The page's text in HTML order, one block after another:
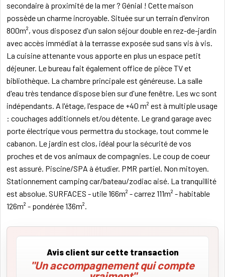
secondaire à proximité de la mer ? Génial ! Cette maison
possède un charme incroyable. Située sur un terrain d'environ
800m², vous disposez d'un salon séjour double en rez-de-jardin
avec accès immédiat à la terrasse exposée sud sans vis à vis.
La cuisine attenante vous apporte en plus un espace petit
déjeuner. Le bureau fait également office de pièce TV et
bibliothèque. La chambre principale est généreuse. La salle
d'eau très tendance dispose bien sur d'une fenêtre. Les wc sont
indépendants. A l'étage, l'espace de +40 m² est à multiple usage
: couchages additionnels et/ou détente. Le grand garage avec
porte électrique vous permettra du stockage, tout comme le
cabanon. Le jardin est clos, idéal pour la sécurité de vos
proches et de vos animaux de compagnies. Le coup de coeur
est assuré. Piscine/SPA à étudier. PMR partiel. Non mitoyen.
Stationnement camping car/bateau/zodiac aisé. La tranquillité
est absolue. SURFACES - utile 166m² - carrez 111m² - habitable
126m² - pondérée 136m².
Avis client sur cette transaction
"Un accompagnement qui compte